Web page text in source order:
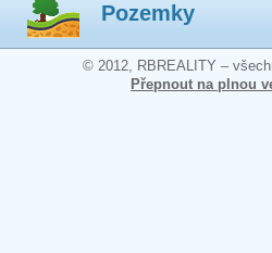
Pozemky
© 2012, RBREALITY –
Přepnout na plnou